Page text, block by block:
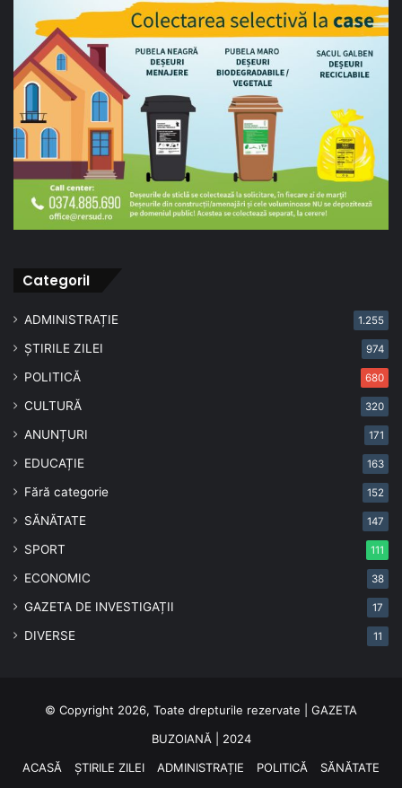
CategoriI
ADMINISTRAȚIE 1.255
ȘTIRILE ZILEI 974
POLITICĂ 680
CULTURĂ 320
ANUNȚURI 171
EDUCAȚIE 163
Fără categorie 152
SĂNĂTATE 147
SPORT 111
ECONOMIC 38
GAZETA DE INVESTIGAȚII 17
DIVERSE 11
© Copyright 2026, Toate drepturile rezervate | GAZETA
BUZOIANĂ | 2024
ACASĂ
ȘTIRILE ZILEI ADMINISTRAȚIE POLITICĂ SĂNĂTATE